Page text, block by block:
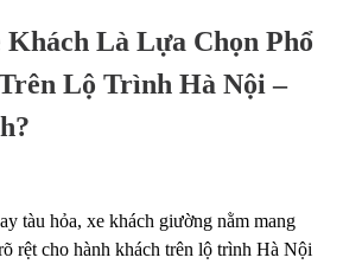
Khách Là Lựa Chọn Phổ
Lộ Trình Hà Nội –
tàu hỏa, xe khách giường nằm mang
rệt cho hành khách trên lộ trình Hà Nội